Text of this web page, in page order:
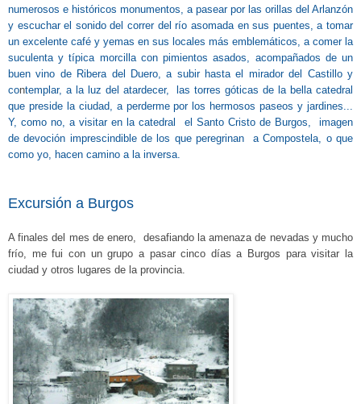
numerosos e históricos monumentos, a pasear por las orillas del Arlanzón
y escuchar el sonido del correr del río asomada en sus puentes, a tomar
un excelente café y yemas en sus locales más emblemáticos, a comer la
suculenta y típica morcilla con pimientos asados, acompañados de un
buen vino de Ribera del Duero, a subir hasta el mirador del Castillo y
contemplar, a la luz del atardecer, las torres góticas de la bella catedral
que preside la ciudad, a perderme por los hermosos paseos y jardines...
Y, como no, a visitar en la catedral el Santo Cristo de Burgos, imagen
de devoción imprescindible de los que peregrinan a Compostela, o que
como yo, hacen camino a la inversa.
Excursión a Burgos
A finales del mes de enero, desafiando la amenaza de nevadas y mucho
frío, me fui con un grupo a pasar cinco días a Burgos para visitar la
ciudad y otros lugares de la provincia.